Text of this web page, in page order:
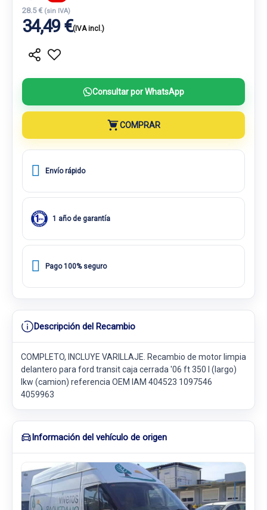
28.5 € (sin IVA)
34,49 €(IVA incl.)
Consultar por WhatsApp
COMPRAR
Envío rápido
1 año de garantía
Pago 100% seguro
Descripción del Recambio
COMPLETO, INCLUYE VARILLAJE. Recambio de motor limpia
delantero para ford transit caja cerrada '06 ft 350 l (largo)
lkw (camion) referencia OEM IAM 404523 1097546
4059963
Información del vehículo de origen